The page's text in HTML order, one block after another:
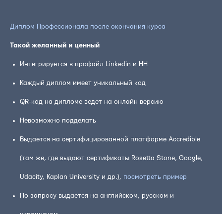
Диплом Профессионала после окончания курса
Такой желанный и ценный
Интегрируется в профайл Linkedin и HH
Каждый диплом имеет уникальный код
QR-код на дипломе ведет на онлайн версию
Невозможно подделать
Выдается на сертифицированной платформе Accredible
(там же, где выдают сертификаты Rosetta Stone, Google,
Udacity, Kaplan University и др.), посмотреть пример
По запросу выдается на английском, русском и